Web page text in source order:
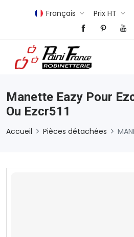
Français Prix HT
Manette Eazy Pour
Ou Ezcr511
Accueil Pièces détachées